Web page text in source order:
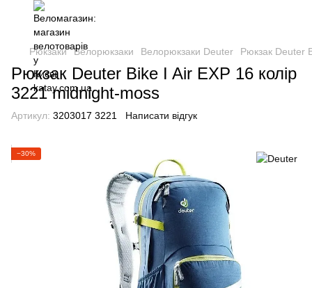
Рюкзаки Велорюкзаки Велорюкзаки Deuter Рюкзак Deuter
Рюкзак Deuter Bike I Air EXP 16 колір
3221 midnight-moss
Артикул: 3203017 3221 Написати відгук
−30%